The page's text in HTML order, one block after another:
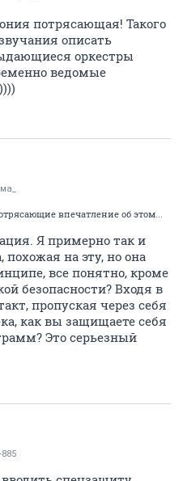
потрясающая! Такого
описать
оркестры
ведомые
впечатление об этом...
Я примерно так и
похожая на эту, но она
все понятно, кроме
безопасности? Входя в
пропуская через себя
как вы защищаете себя
Это серьезный